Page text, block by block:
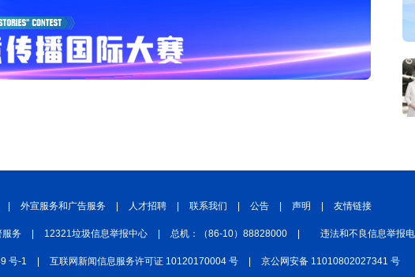
外宣服务和广告服务 人才招聘 联系我们 公告 声明 友情链接
服务 12321垃圾信息举报中心 总机：（86-10）88828000 违法和不良信息举报
号-1 互联网新闻信息服务许可证 10120170004 号 京公网安备 11010802027341 号